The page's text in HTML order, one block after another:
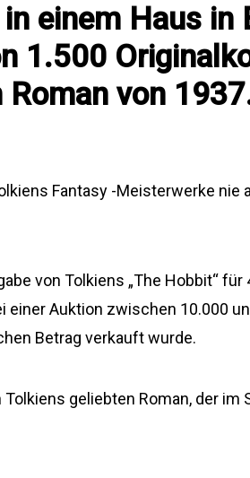
einem Haus in
1.500
von
Fantasy -Meisterwerke nie
von Tolkiens „The Hobbit“ für
einer Auktion zwischen 10.000
Betrag verkauft wurde.
geliebten Roman, der im